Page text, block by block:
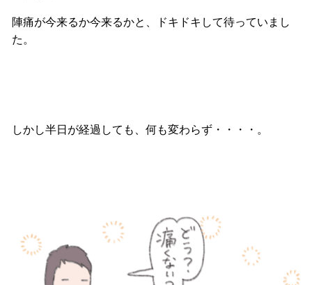
陣痛が今来るか今来るかと、ドキドキして待っていまし
た。
しかし半日が経過しても、何も変わらず・・・・。